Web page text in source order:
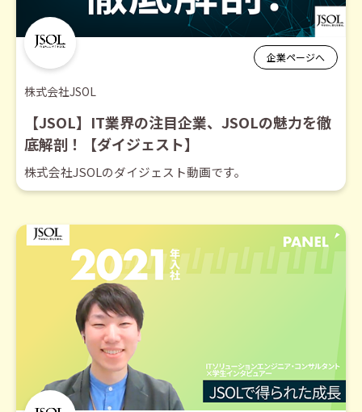
企業ページへ
株式会社JSOL
【JSOL】IT業界の注目企業、JSOLの魅力を徹
底解剖！【ダイジェスト】
株式会社JSOLのダイジェスト動画です。